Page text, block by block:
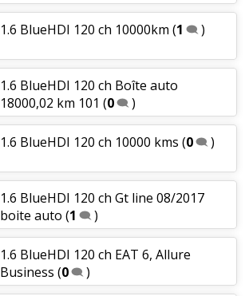
1.6 BlueHDI 120 ch 10000km (1 )
1.6 BlueHDI 120 ch Boîte auto
18000,02 km 101 (0 )
1.6 BlueHDI 120 ch 10000 kms (0 )
1.6 BlueHDI 120 ch Gt line 08/2017
boite auto (1 )
1.6 BlueHDI 120 ch EAT 6, Allure
Business (0 )